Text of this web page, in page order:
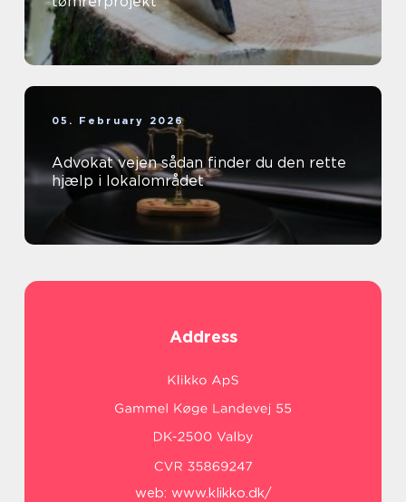
05. February 2026
Advokat vejen sådan finder du den rette
hjælp i lokalområdet
Address
web: www.klikko.dk/